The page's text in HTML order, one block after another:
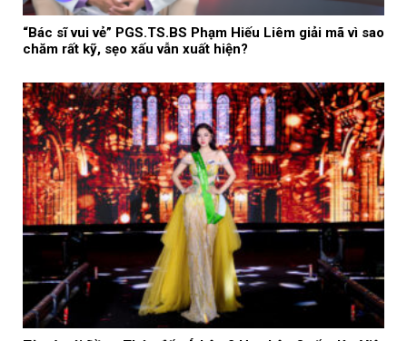
“Bác sĩ vui vẻ” PGS.TS.BS Phạm Hiếu Liêm giải mã vì sao
chăm rất kỹ, sẹo xấu vẫn xuất hiện?